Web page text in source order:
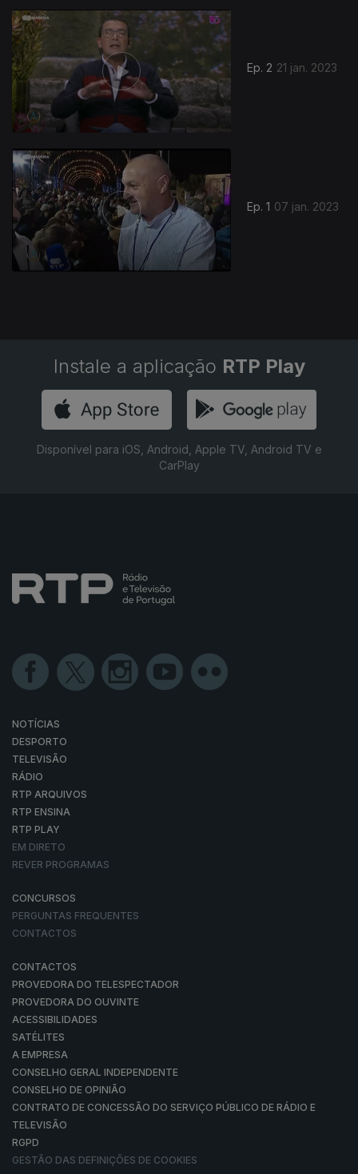
Ep. 2 21 jan. 2023
Ep. 1 07 jan. 2023
666872
Instale a aplicação RTP Play
Disponível para iOS, Android, Apple TV, Android TV e
CarPlay
NOTÍCIAS
DESPORTO
TELEVISÃO
RÁDIO
RTP ARQUIVOS
RTP ENSINA
RTP PLAY
EM DIRETO
REVER PROGRAMAS
CONCURSOS
PERGUNTAS FREQUENTES
CONTACTOS
CONTACTOS
PROVEDORA DO TELESPECTADOR
PROVEDORA DO OUVINTE
ACESSIBILIDADES
SATÉLITES
A EMPRESA
CONSELHO GERAL INDEPENDENTE
CONSELHO DE OPINIÃO
CONTRATO DE CONCESSÃO DO SERVIÇO PÚBLICO DE RÁDIO E
TELEVISÃO
RGPD
GESTÃO DAS DEFINIÇÕES DE COOKIES